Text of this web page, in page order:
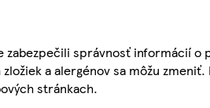
zabezpečili správnosť informácií
a alergénov sa môžu
stránkach.